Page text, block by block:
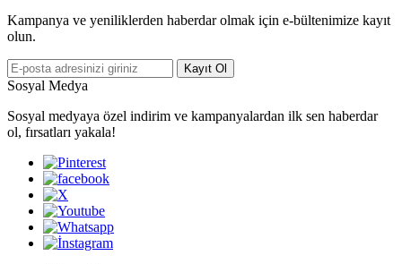
Kampanya ve yeniliklerden haberdar olmak için e-bültenimize kayıt
olun.
Kayıt Ol
Sosyal Medya
Sosyal medyaya özel indirim ve kampanyalardan ilk sen haberdar
ol, fırsatları yakala!